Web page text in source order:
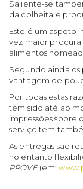
Saliente-se
da colheita e
Este é um aspeto
vez maior
alimentos
Segundo ainda
vantagem de
Por todas estas
tem sido até ao
impressões sobre
serviço tem
As entregas são
no entanto
PROVE(em: